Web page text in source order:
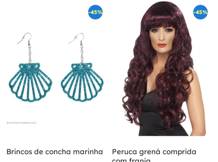
-45%
Brincos de concha marinha
-45%
Peruca grená comprida